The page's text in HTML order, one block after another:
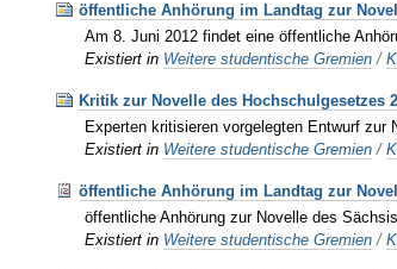
öffentliche Anhörung im Landtag zur
Am 8. Juni 2012 findet eine öffentliche
Existiert in Weitere studentische Gremien /
Kritik zur Novelle des Hochschulgesetzes
Experten kritisieren vorgelegten Entwurf zur
Existiert in Weitere studentische Gremien /
öffentliche Anhörung im Landtag zur
öffentliche Anhörung zur Novelle des
Existiert in Weitere studentische Gremien /